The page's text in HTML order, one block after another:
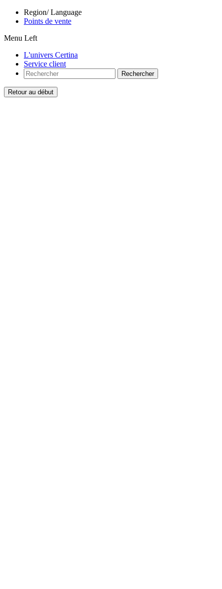
Region/ Language
Points de vente
Menu Left
L'univers Certina
Service client
Rechercher
Retour au début